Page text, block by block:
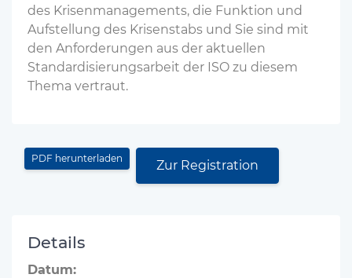
des Krisenmanagements, die Funktion und
Aufstellung des Krisenstabs und Sie sind mit
den Anforderungen aus der aktuellen
Standardisierungsarbeit der ISO zu diesem
Thema vertraut.
PDF herunterladen Zur Registration
Details
Datum: